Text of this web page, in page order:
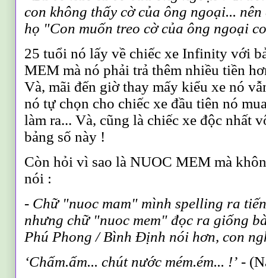
con không thấy cờ của ông ngoại...
họ "Con muốn treo cờ của ông ngoại
25 tuổi nó lấy về chiếc xe Infinity với
MEM mà nó phải trả thêm nhiều tiền
Và, mãi đến giờ thay mấy kiểu xe nó
nó tự chọn cho chiếc xe đầu tiên nó
làm ra...Và, cũng là chiếc xe độc nhất
bảng số này !
Còn hỏi vì sao là NUOC MEM mà
nói :
- Chữ "nuoc mam" mình spelling ra
nhưng chữ "nuoc mem" đọc ra giống
Phú Phong / Bình Định nói hơn, con
‘Chấm.ấm... chút nước mém.ém... !’ -